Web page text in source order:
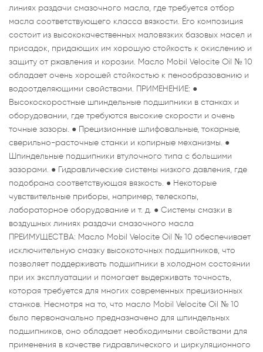
линиях раздачи смазочного масла, где требуется отбор
масла соответствующего класса вязкости. Его композиция
состоит из высококачественных маловязких базовых масел и
присадок, придающих им хорошую стойкость к окислению и
защиту от ржавления и корозии. Масло Mobil Velocite Oil № 10
обладает очень хорошей стойкостью к пенообразованию и
водоотделяющими свойствами. ПРИМЕНЕНИЕ: ●
Высокоскоростные шпиндельные подшипники в станках и
оборудовании, где требуются высокие скорости и очень
точные зазоры. ● Прецизионные шлифовальные, токарные,
сверильно-расточные станки и копирные механизмы. ●
Шпиндельные подшипники втулочного типа с большими
зазорами. ● Гидравлические системы низкого давления, где
подобрана соответствующая вязкость. ● Некоторые
чувствительные приборы, например, телескопы,
лабораторное оборудование и т. д. ● Системы смазки в
воздушных линиях раздачи смазочного масла
ПРЕИМУЩЕСТВА: Масло Mobil Velocite Oil № 10 обеспечивает
исключительную смазку высокоточных подшипников, что
позволяет поддерживать подшипники в холодном состоянии
при их эксплуатации и помогает выдерживать точность,
которая требуется для многих современных прецизионных
станков. Несмотря на то, что масло Mobil Velocite Oil № 10
было первоначально предназначено для шпиндельных
подшипников, оно обладает необходимыми свойствами для
применения в качестве гидравлического и циркуляционного